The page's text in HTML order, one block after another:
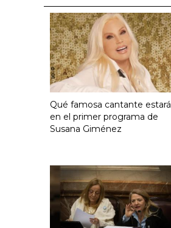
Qué famosa cantante estará
en el primer programa de
Susana Giménez